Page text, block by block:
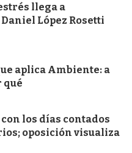
llega a
López Rosetti
aplica Ambiente: a
qué
los días contados
oposición visualiza